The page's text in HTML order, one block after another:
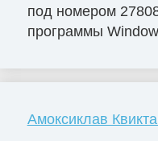
под номером
программы
Амоксиклав